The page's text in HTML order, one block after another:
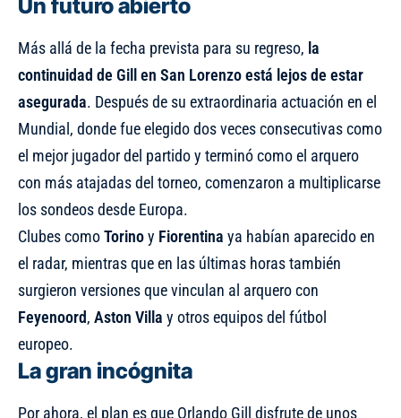
Un futuro abierto
Más allá de la fecha prevista para su regreso, la
continuidad de Gill en San Lorenzo está lejos de estar
asegurada. Después de su extraordinaria actuación en el
Mundial, donde fue elegido dos veces consecutivas como
el mejor jugador del partido y terminó como el arquero
con más atajadas del torneo, comenzaron a multiplicarse
los sondeos desde Europa.
Clubes comoTorinoy Fiorentina ya habían aparecido en
el radar, mientras que en las últimas horas también
surgieron versiones que vinculan al arquero con
Feyenoord, Aston Villa y otros equipos del fútbol
europeo.
La gran incógnita
Por ahora, el plan es que Orlando Gill disfrute de unos